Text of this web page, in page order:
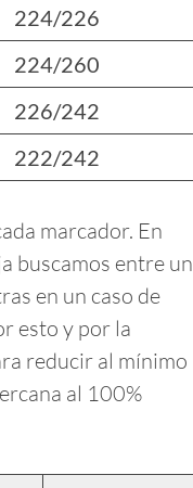
224/226
224/260
226/242
222/242
marcador. En
buscamos entre un
en un caso de
esto y por la
reducir al mínimo
al 100%